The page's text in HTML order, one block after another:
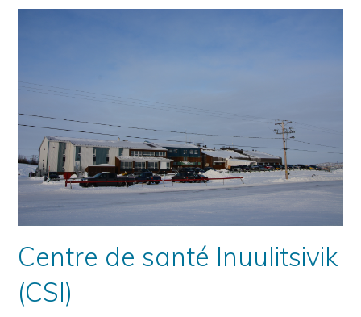
Centre de santé Inuulitsivik
(CSI)